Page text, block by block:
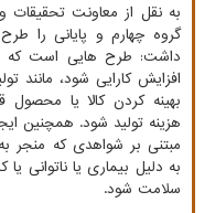
به نقل از معاونت تحقیقات
گروه چهارم و پایانی را
داشت: طرح هایی است که
افزایش کارایی شود، مانند
بهینه کردن کالا یا
هزینه تولید شود. همچنین
مبتنی بر شواهدی که منجر
به دلیل بیماری یا ناتوانی
سلامت شود.